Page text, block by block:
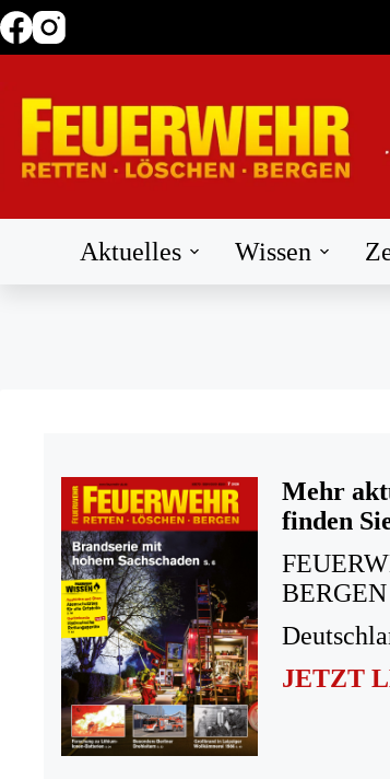
Zum
Inhalt
Aktuelles Wissen
Mehr
finden
BERGEN
JETZT